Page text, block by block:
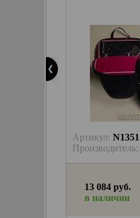
Артикул: N1351
Производитель:
13 084 руб.
в наличии